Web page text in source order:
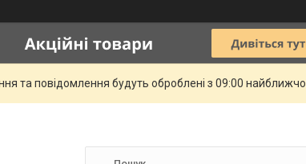
та повідомлення будуть оброблені з 09:00